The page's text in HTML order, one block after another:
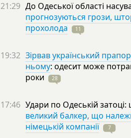
21:29 До Одеської області
прогнозуються грози,
прохолода
11
19:32 Зірвав український
ньому: одесит може
роки
28
17:46 Удари по Одеській затоці:
великий балкер, що
німецькій компанії
7